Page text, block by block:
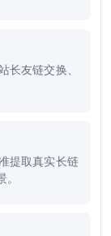
长友链交换、
提取真实长链